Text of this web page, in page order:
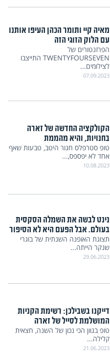
מאיה קיי ותומר הכהן העיפו אותנו
עם הלוק הזוגי הזה
הפרזנטורים של
TWENTYFOURSEVEN התייצבו
לצילומים...
07.09.2023
הקולקציה החדשה של זארה
בחנויות, והיא מהממת
טופ סטרפלס חגור היטב, טבעות שאף
אחד לא יפספס,...
10.08.2023
נינט לבשה את השמלה הסקסית
בעולם. אבל הפעם היא לא הסיפור
תצוגת האופנה השנתית של בוגרי
שנקר הייתה...
29.06.2023
דייקנו בשבילכן: רשימת הקניות
המושלמת לסייל של זארה
טופ בגוון הכי נכון של השנה, חצאית
קלילה...
21.06.2023